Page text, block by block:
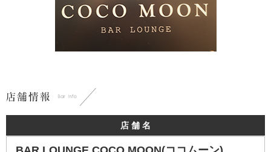
店 舗 名